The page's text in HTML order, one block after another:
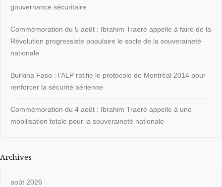
gouvernance sécuritaire
Commémoration du 5 août : Ibrahim Traoré appelle à faire de la
Révolution progressiste populaire le socle de la souveraineté
nationale
Burkina Faso : l’ALP ratifie le protocole de Montréal 2014 pour
renforcer la sécurité aérienne
Commémoration du 4 août : Ibrahim Traoré appelle à une
mobilisation totale pour la souveraineté nationale
Archives
août 2026